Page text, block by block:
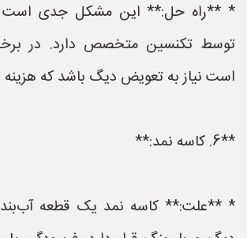
* **راه حل:** این مشکل جدی است و
توسط تکنسین متخصص دارد. در برخی
است نیاز به تعویض دیگ باشد که هزینه
**6. کاسه نمد:**
* **علت:** کاسه نمد یک قطعه